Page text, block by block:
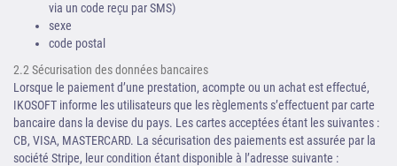
via un code reçu par SMS)
sexe
code postal
2.2 Sécurisation des données bancaires
Lorsque le paiement d’une prestation, acompte ou un achat est effectué,
IKOSOFT informe les utilisateurs que les règlements s’effectuent par carte
bancaire dans la devise du pays. Les cartes acceptées étant les suivantes :
CB, VISA, MASTERCARD. La sécurisation des paiements est assurée par la
société Stripe, leur condition étant disponible à l’adresse suivante :